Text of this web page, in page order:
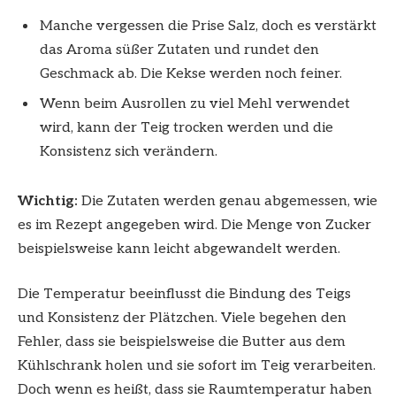
Manche vergessen die Prise Salz, doch es verstärkt
das Aroma süßer Zutaten und rundet den
Geschmack ab. Die Kekse werden noch feiner.
Wenn beim Ausrollen zu viel Mehl verwendet
wird, kann der Teig trocken werden und die
Konsistenz sich verändern.
Wichtig: Die Zutaten werden genau abgemessen, wie
es im Rezept angegeben wird. Die Menge von Zucker
beispielsweise kann leicht abgewandelt werden.
Die Temperatur beeinflusst die Bindung des Teigs
und Konsistenz der Plätzchen. Viele begehen den
Fehler, dass sie beispielsweise die Butter aus dem
Kühlschrank holen und sie sofort im Teig verarbeiten.
Doch wenn es heißt, dass sie Raumtemperatur haben